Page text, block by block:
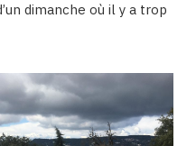
dimanche où il y a trop